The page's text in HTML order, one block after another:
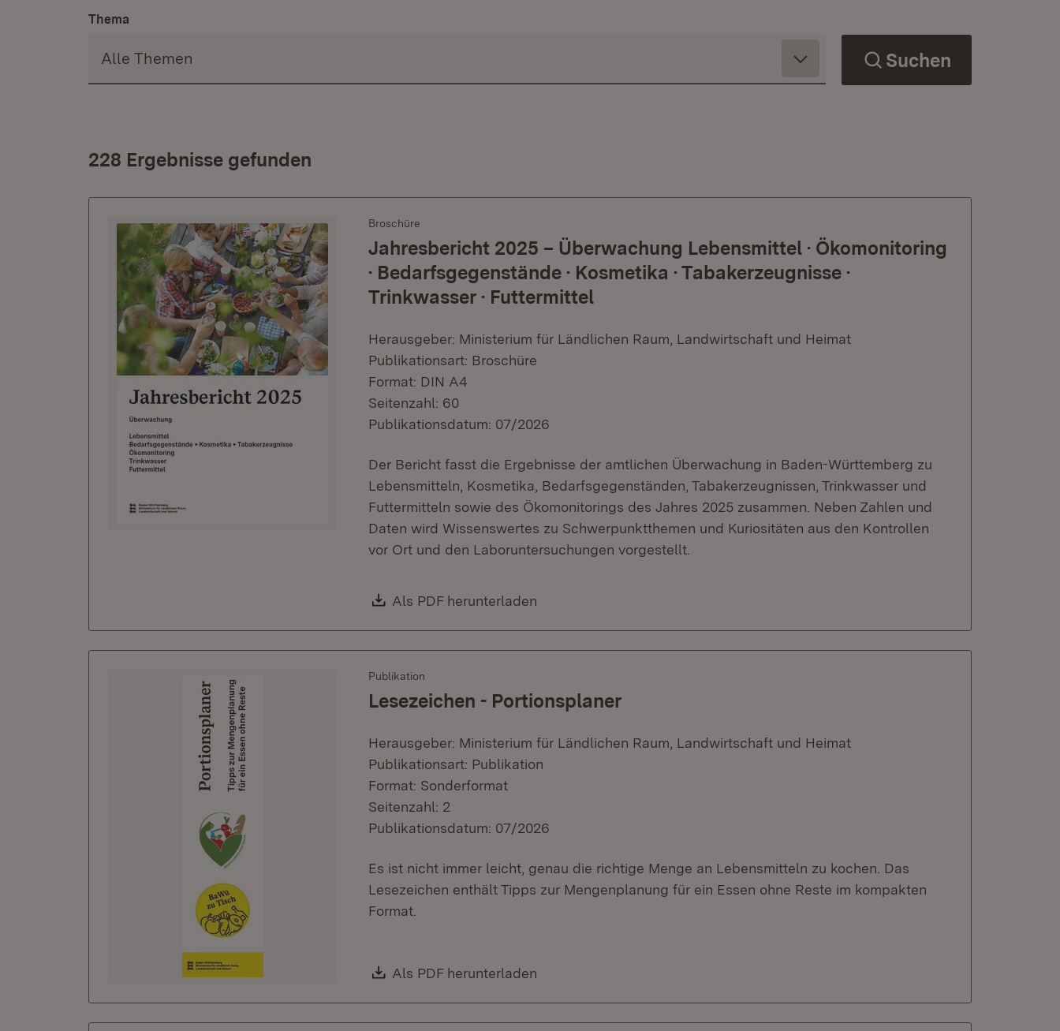
Thema
Suchen
228 Ergebnisse gefunden
Broschüre
Jahresbericht 2025 – Überwachung Lebensmittel · Ökomonitoring
· Bedarfsgegenstände · Kosmetika · Tabakerzeugnisse ·
Trinkwasser · Futtermittel
Herausgeber: Ministerium für Ländlichen Raum, Landwirtschaft und Heimat
Publikationsart: Broschüre
Format: DIN A4
Seitenzahl: 60
Publikationsdatum: 07/2026
Der Bericht fasst die Ergebnisse der amtlichen Überwachung in Baden-Württemberg zu
Lebensmitteln, Kosmetika, Bedarfsgegenständen, Tabakerzeugnissen, Trinkwasser und
Futtermitteln sowie des Ökomonitorings des Jahres 2025 zusammen. Neben Zahlen und
Daten wird Wissenswertes zu Schwerpunktthemen und Kuriositäten aus den Kontrollen
vor Ort und den Laboruntersuchungen vorgestellt.
Download:
Als PDF herunterladen
Publikation
Lesezeichen - Portionsplaner
Herausgeber: Ministerium für Ländlichen Raum, Landwirtschaft und Heimat
Publikationsart: Publikation
Format: Sonderformat
Seitenzahl: 2
Publikationsdatum: 07/2026
Es ist nicht immer leicht, genau die richtige Menge an Lebensmitteln zu kochen. Das
Lesezeichen enthält Tipps zur Mengenplanung für ein Essen ohne Reste im kompakten
Format.
Download:
Als PDF herunterladen